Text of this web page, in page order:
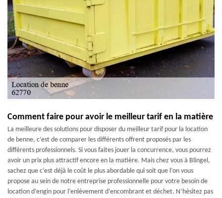
Comment faire pour avoir le meilleur tarif en la matière
La meilleure des solutions pour disposer du meilleur tarif pour la location
de benne, c’est de comparer les différents offrent proposés par les
différents professionnels. Si vous faites jouer la concurrence, vous pourrez
avoir un prix plus attractif encore en la matière. Mais chez vous à Blingel,
sachez que c’est déjà le coût le plus abordable qui soit que l’on vous
propose au sein de notre entreprise professionnelle pour votre besoin de
location d’engin pour l’enlèvement d’encombrant et déchet. N’hésitez pas